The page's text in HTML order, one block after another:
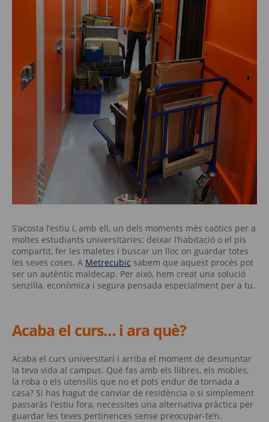
S’acosta l’estiu i, amb ell, un dels moments més caòtics per a
moltes estudiants universitàries: deixar l’habitació o el pis
compartit, fer les maletes i buscar un lloc on guardar totes
les seves coses. A Metrecubic sabem que aquest procés pot
ser un autèntic maldecap. Per això, hem creat una solució
senzilla, econòmica i segura pensada especialment per a tu.
Acaba el curs… i ara què?
Acaba el curs universitari i arriba el moment de desmuntar
la teva vida al campus. Què fas amb els llibres, els mobles,
la roba o els utensilis que no et pots endur de tornada a
casa? Si has hagut de canviar de residència o si simplement
passaràs l’estiu fora, necessites una alternativa pràctica per
guardar les teves pertinences sense preocupar-te’n.